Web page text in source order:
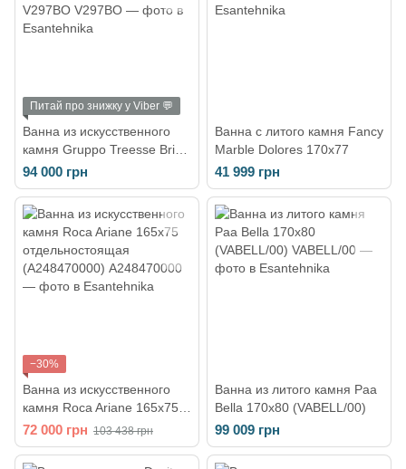
Питай про знижку у Viber 💬
Ванна из искусственного
камня Gruppo Treesse Brio
170х72 см белый матовый
V297BO
94 000 грн
Ванна с литого камня Fancy
Marble Dolores 170х77
41 999 грн
−30%
Ванна из искусственного
камня Roca Ariane 165x75
отдельностоящая
(A248470000)
72 000 грн 103 438 грн
Ванна из литого камня Рaa
Bella 170x80 (VABELL/00)
99 009 грн